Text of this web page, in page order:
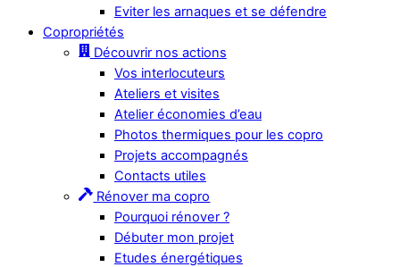
Eviter les arnaques et se défendre
Copropriétés
Découvrir nos actions
Vos interlocuteurs
Ateliers et visites
Atelier économies d’eau
Photos thermiques pour les copro
Projets accompagnés
Contacts utiles
Rénover ma copro
Pourquoi rénover ?
Débuter mon projet
Etudes énergétiques